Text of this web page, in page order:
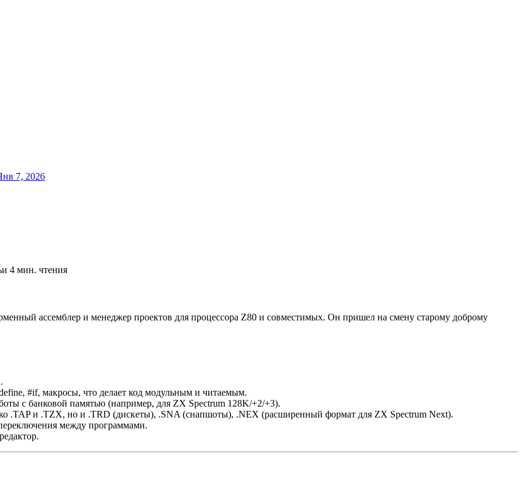
7, 2026
4 мин. чтения
ассемблер и менеджер проектов для процессора Z80 и совместимых. Он пришел на смену старому доброму
#if, макросы, что делает код модульным и читаемым.
с банковой памятью (например, для ZX Spectrum 128K/+2/+3).
.TAP и .TZX, но и .TRD (дискеты), .SNA (снапшоты), .NEX (расширенный формат для ZX Spectrum Next).
между программами.